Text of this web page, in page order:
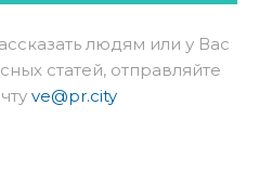
людям или у Вас
статей, отправляйте
ve@pr.city